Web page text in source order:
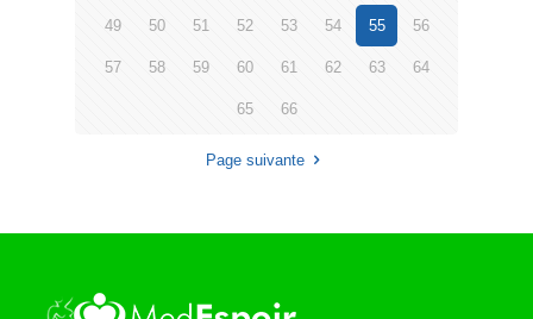
49 50 51 52 53 54 55 56
57 58 59 60 61 62 63 64
65 66
Page suivante